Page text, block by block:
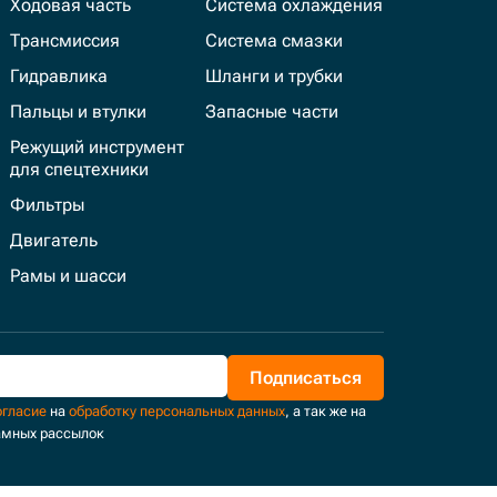
Ходовая часть
Трансмиссия
Гидравлика
Пальцы и втулки
Режущий инструмент
для спецтехники
Фильтры
Двигатель
Рамы и шасси
Система охлаждения
Система смазки
Шланги и трубки
Запасные части
Подписаться
на обработку персональных данных, а так же на
рассылок